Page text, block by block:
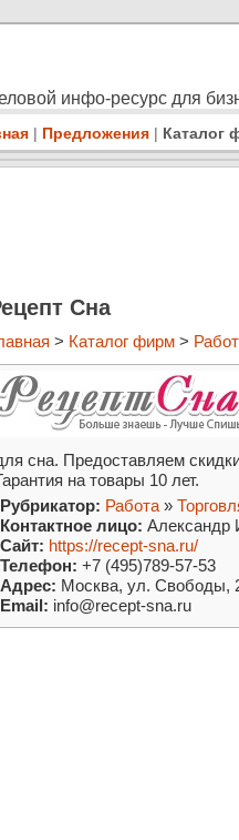
инфо-ресурс для
| Предложения | Каталог
Сна
> Каталог фирм >
сна. Предоставляем
на товары 10 лет.
Рубрикатор: Работа»
Контактное лицо: Александр
Сайт: https://recept-sna.ru/
Телефон: +7 (495)789-57-53
Адрес: Москва, ул. Свободы,
Email: info@recept-sna.ru